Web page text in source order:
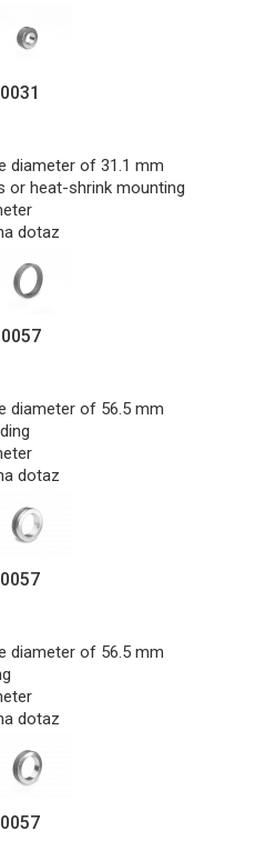
diameter of 31.1 mm
or heat-shrink mounting
dotaz
diameter of 56.5 mm
dotaz
diameter of 56.5 mm
dotaz